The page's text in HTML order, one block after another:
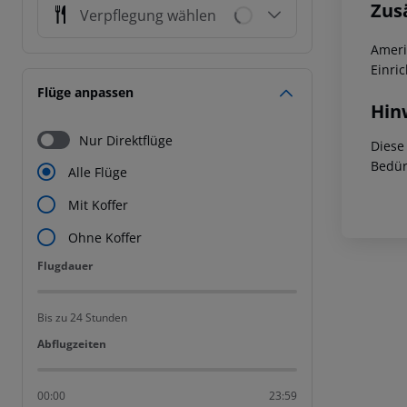
Verpflegung wählen
Flüge anpassen
Nur Direktflüge
Alle Flüge
Mit Koffer
Ohne Koffer
Flugdauer
Flugdauer
Bis zu 24 Stunden
Abflugzeiten
Abflugzeiten
00:00 23:59